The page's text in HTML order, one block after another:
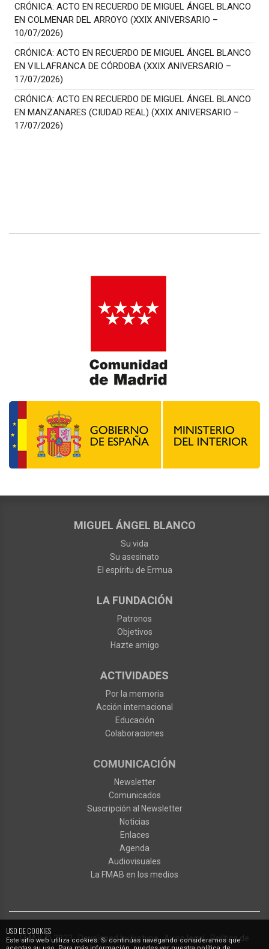
USO DE COOKIES
Este sitio web utiliza cookies. Si continúas navegando consideramos que
CRÓNICA: ACTO EN RECUERDO DE MIGUEL ÁNGEL BLANCO
EN COLMENAR DEL ARROYO (XXIX ANIVERSARIO –
10/07/2026)
CRÓNICA: ACTO EN RECUERDO DE MIGUEL ÁNGEL BLANCO
EN VILLAFRANCA DE CÓRDOBA (XXIX ANIVERSARIO –
17/07/2026)
CRÓNICA: ACTO EN RECUERDO DE MIGUEL ÁNGEL BLANCO
EN MANZANARES (CIUDAD REAL) (XXIX ANIVERSARIO –
17/07/2026)
MIGUEL ÁNGEL BLANCO
Su vida
Su asesinato
El espíritu de Ermua
LA FUNDACIÓN
Patronos
Objetivos
Hazte amigo
ACTIVIDADES
Por la memoria
Acción internacional
Educación
Colaboraciones
COMUNICACIÓN
Newsletter
Comunicados
Suscripción al Newsletter
Noticias
Enlaces
Agenda
Audiovisuales
La FMAB en los medios
FMAB© 2023·Developed byIxotype·Aviso legal·Política de